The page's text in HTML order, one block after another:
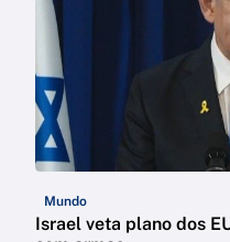
Mundo
Israel veta plano dos